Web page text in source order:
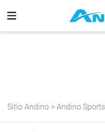
Sitio Andino > Andino Sports